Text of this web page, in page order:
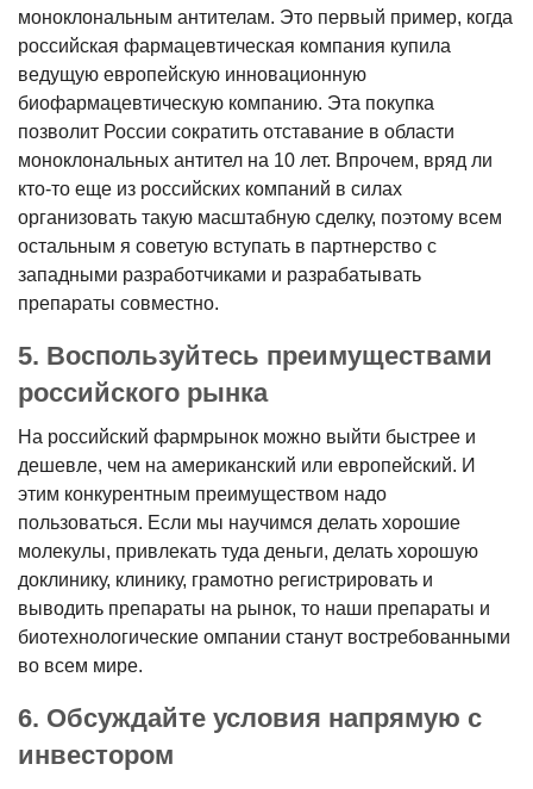
моноклональным антителам. Это первый пример, когда
российская фармацевтическая компания купила
ведущую европейскую инновационную
биофармацевтическую компанию. Эта покупка
позволит России сократить отставание в области
моноклональных антител на 10 лет. Впрочем, вряд ли
кто-то еще из российских компаний в силах
организовать такую масштабную сделку, поэтому всем
остальным я советую вступать в партнерство с
западными разработчиками и разрабатывать
препараты совместно.
5. Воспользуйтесь преимуществами
российского рынка
На российский фармрынок можно выйти быстрее и
дешевле, чем на американский или европейский. И
этим конкурентным преимуществом надо
пользоваться. Если мы научимся делать хорошие
молекулы, привлекать туда деньги, делать хорошую
доклинику, клинику, грамотно регистрировать и
выводить препараты на рынок, то наши препараты и
биотехнологические омпании станут востребованными
во всем мире.
6. Обсуждайте условия напрямую с
инвестором